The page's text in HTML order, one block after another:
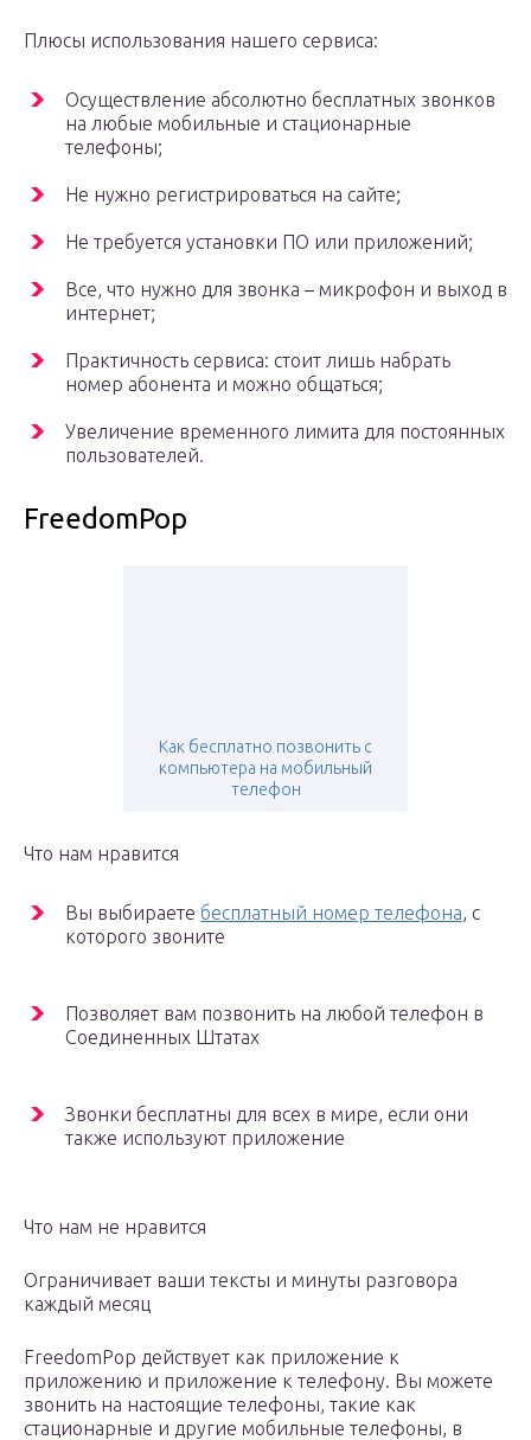
Плюсы использования нашего сервиса:
Осуществление абсолютно бесплатных звонков
на любые мобильные и стационарные
телефоны;
Не нужно регистрироваться на сайте;
Не требуется установки ПО или приложений;
Все, что нужно для звонка – микрофон и выход в
интернет;
Практичность сервиса: стоит лишь набрать
номер абонента и можно общаться;
Увеличение временного лимита для постоянных
пользователей.
FreedomPop
Как бесплатно позвонить с
компьютера на мобильный
телефон
Что нам нравится
Вы выбираете бесплатный номер телефона, с
которого звоните
Позволяет вам позвонить на любой телефон в
Соединенных Штатах
Звонки бесплатны для всех в мире, если они
также используют приложение
Что нам не нравится
Ограничивает ваши тексты и минуты разговора
каждый месяц
FreedomPop действует как приложение к
приложению и приложение к телефону. Вы можете
звонить на настоящие телефоны, такие как
стационарные и другие мобильные телефоны, в